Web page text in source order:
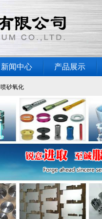
新闻中心 产品展示
喷砂氧化